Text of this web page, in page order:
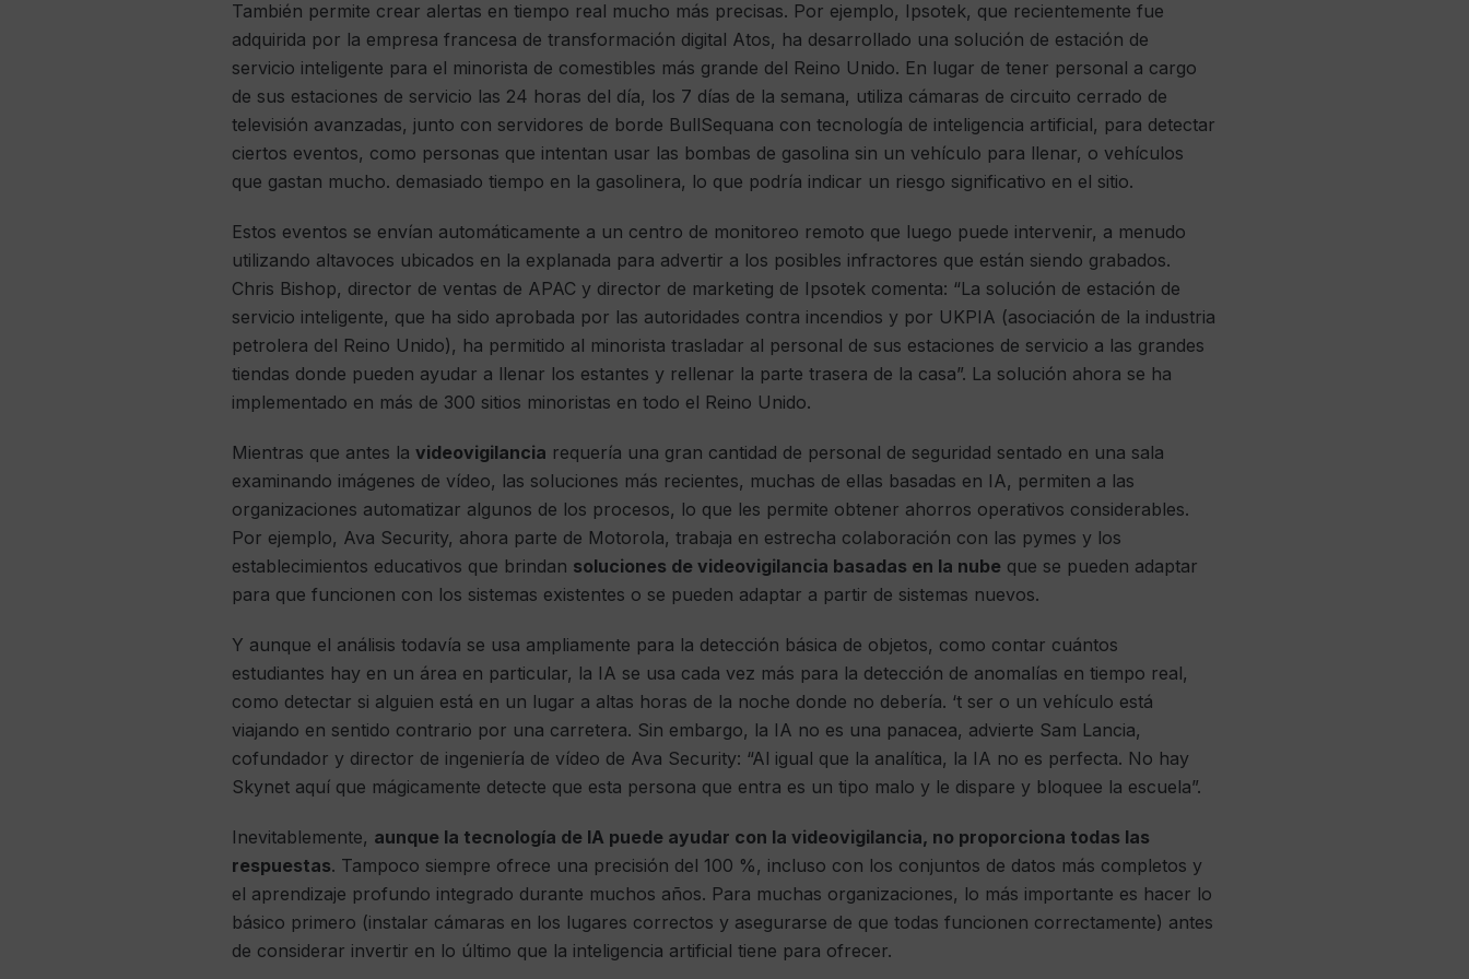
También permite crear alertas en tiempo real mucho más precisas. Por ejemplo, Ipsotek, que recientemente fue
adquirida por la empresa francesa de transformación digital Atos, ha desarrollado una solución de estación de
servicio inteligente para el minorista de comestibles más grande del Reino Unido. En lugar de tener personal a cargo
de sus estaciones de servicio las 24 horas del día, los 7 días de la semana, utiliza cámaras de circuito cerrado de
televisión avanzadas, junto con servidores de borde BullSequana con tecnología de inteligencia artificial, para detectar
ciertos eventos, como personas que intentan usar las bombas de gasolina sin un vehículo para llenar, o vehículos
que gastan mucho. demasiado tiempo en la gasolinera, lo que podría indicar un riesgo significativo en el sitio.
Estos eventos se envían automáticamente a un centro de monitoreo remoto que luego puede intervenir, a menudo
utilizando altavoces ubicados en la explanada para advertir a los posibles infractores que están siendo grabados.
Chris Bishop, director de ventas de APAC y director de marketing de Ipsotek comenta: “La solución de estación de
servicio inteligente, que ha sido aprobada por las autoridades contra incendios y por UKPIA (asociación de la industria
petrolera del Reino Unido), ha permitido al minorista trasladar al personal de sus estaciones de servicio a las grandes
tiendas donde pueden ayudar a llenar los estantes y rellenar la parte trasera de la casa”. La solución ahora se ha
implementado en más de 300 sitios minoristas en todo el Reino Unido.
Mientras que antes la videovigilancia requería una gran cantidad de personal de seguridad sentado en una sala
examinando imágenes de vídeo, las soluciones más recientes, muchas de ellas basadas en IA, permiten a las
organizaciones automatizar algunos de los procesos, lo que les permite obtener ahorros operativos considerables.
Por ejemplo, Ava Security, ahora parte de Motorola, trabaja en estrecha colaboración con las pymes y los
establecimientos educativos que brindan soluciones de videovigilancia basadas en la nube que se pueden adaptar
para que funcionen con los sistemas existentes o se pueden adaptar a partir de sistemas nuevos.
Y aunque el análisis todavía se usa ampliamente para la detección básica de objetos, como contar cuántos
estudiantes hay en un área en particular, la IA se usa cada vez más para la detección de anomalías en tiempo real,
como detectar si alguien está en un lugar a altas horas de la noche donde no debería. ‘t ser o un vehículo está
viajando en sentido contrario por una carretera. Sin embargo, la IA no es una panacea, advierte Sam Lancia,
cofundador y director de ingeniería de vídeo de Ava Security: “Al igual que la analítica, la IA no es perfecta. No hay
Skynet aquí que mágicamente detecte que esta persona que entra es un tipo malo y le dispare y bloquee la escuela”.
Inevitablemente, aunque la tecnología de IA puede ayudar con la videovigilancia, no proporciona todas las
respuestas. Tampoco siempre ofrece una precisión del 100 %, incluso con los conjuntos de datos más completos y
el aprendizaje profundo integrado durante muchos años. Para muchas organizaciones, lo más importante es hacer lo
básico primero (instalar cámaras en los lugares correctos y asegurarse de que todas funcionen correctamente) antes
de considerar invertir en lo último que la inteligencia artificial tiene para ofrecer.